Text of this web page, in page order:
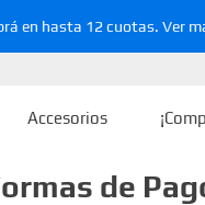
en hasta 12 cuotas. Ver
Accesorios
de